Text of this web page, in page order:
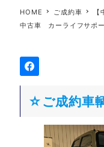
HOME ご成約車
中古車 カーライフサポー
☆ご成約車